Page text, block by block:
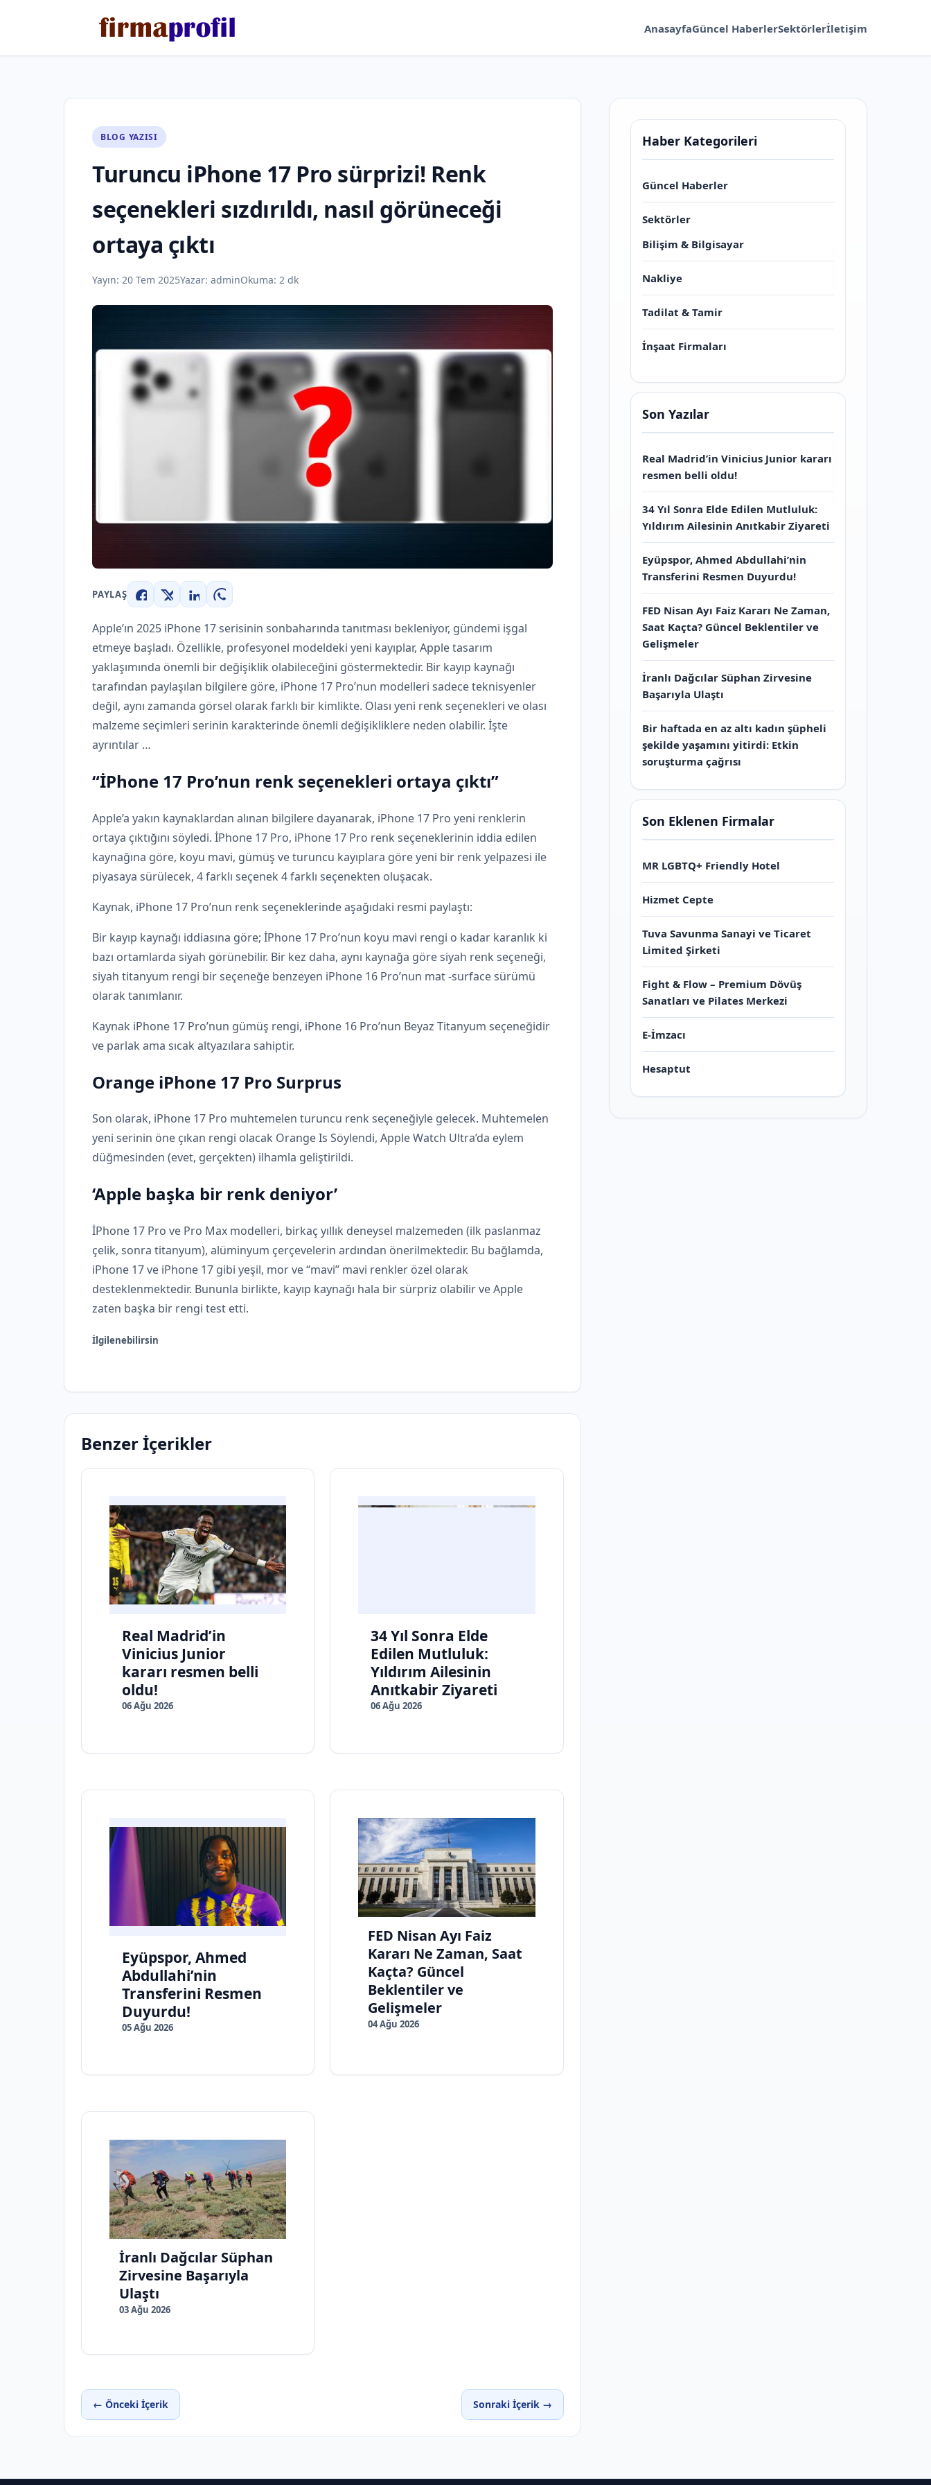
AnasayfaGüncel HaberlerSektörlerİletişim
BLOG YAZISI
Turuncu iPhone 17 Pro sürprizi! Renk
seçenekleri sızdırıldı, nasıl görüneceği
ortaya çıktı
Yayın: 20 Tem 2025Yazar: adminOkuma: 2 dk
PAYLAŞ
Facebook
X LinkedInWhatsApp
Apple’ın 2025 iPhone 17 serisinin sonbaharında tanıtması bekleniyor, gündemi işgal
etmeye başladı. Özellikle, profesyonel modeldeki yeni kayıplar, Apple tasarım
yaklaşımında önemli bir değişiklik olabileceğini göstermektedir. Bir kayıp kaynağı
tarafından paylaşılan bilgilere göre, iPhone 17 Pro’nun modelleri sadece teknisyenler
değil, aynı zamanda görsel olarak farklı bir kimlikte. Olası yeni renk seçenekleri ve olası
malzeme seçimleri serinin karakterinde önemli değişikliklere neden olabilir. İşte
ayrıntılar …
“İPhone 17 Pro’nun renk seçenekleri ortaya çıktı”
Apple’a yakın kaynaklardan alınan bilgilere dayanarak, iPhone 17 Pro yeni renklerin
ortaya çıktığını söyledi. İPhone 17 Pro, iPhone 17 Pro renk seçeneklerinin iddia edilen
kaynağına göre, koyu mavi, gümüş ve turuncu kayıplara göre yeni bir renk yelpazesi ile
piyasaya sürülecek, 4 farklı seçenek 4 farklı seçenekten oluşacak.
Kaynak, iPhone 17 Pro’nun renk seçeneklerinde aşağıdaki resmi paylaştı:
Bir kayıp kaynağı iddiasına göre; İPhone 17 Pro’nun koyu mavi rengi o kadar karanlık ki
bazı ortamlarda siyah görünebilir. Bir kez daha, aynı kaynağa göre siyah renk seçeneği,
siyah titanyum rengi bir seçeneğe benzeyen iPhone 16 Pro’nun mat -surface sürümü
olarak tanımlanır.
Kaynak iPhone 17 Pro’nun gümüş rengi, iPhone 16 Pro’nun Beyaz Titanyum seçeneğidir
ve parlak ama sıcak altyazılara sahiptir.
Orange iPhone 17 Pro Surprus
Son olarak, iPhone 17 Pro muhtemelen turuncu renk seçeneğiyle gelecek. Muhtemelen
yeni serinin öne çıkan rengi olacak Orange Is Söylendi, Apple Watch Ultra’da eylem
düğmesinden (evet, gerçekten) ilhamla geliştirildi.
‘Apple başka bir renk deniyor’
İPhone 17 Pro ve Pro Max modelleri, birkaç yıllık deneysel malzemeden (ilk paslanmaz
çelik, sonra titanyum), alüminyum çerçevelerin ardından önerilmektedir. Bu bağlamda,
iPhone 17 ve iPhone 17 gibi yeşil, mor ve “mavi” mavi renkler özel olarak
desteklenmektedir. Bununla birlikte, kayıp kaynağı hala bir sürpriz olabilir ve Apple
zaten başka bir rengi test etti.
İlgilenebilirsin
Benzer İçerikler
Real Madrid’in
Vinicius Junior
kararı resmen belli
oldu!
06 Ağu 2026
34 Yıl Sonra Elde
Edilen Mutluluk:
Yıldırım Ailesinin
Anıtkabir Ziyareti
06 Ağu 2026
Eyüpspor, Ahmed
Abdullahi’nin
Transferini Resmen
Duyurdu!
05 Ağu 2026
FED Nisan Ayı Faiz
Kararı Ne Zaman, Saat
Kaçta? Güncel
Beklentiler ve
Gelişmeler
04 Ağu 2026
İranlı Dağcılar Süphan
Zirvesine Başarıyla
Ulaştı
03 Ağu 2026
← Önceki İçerik Sonraki İçerik →
Haber Kategorileri
Güncel Haberler
Sektörler
Bilişim & Bilgisayar
Nakliye
Tadilat & Tamir
İnşaat Firmaları
Son Yazılar
Real Madrid’in Vinicius Junior kararı
resmen belli oldu!
34 Yıl Sonra Elde Edilen Mutluluk:
Yıldırım Ailesinin Anıtkabir Ziyareti
Eyüpspor, Ahmed Abdullahi’nin
Transferini Resmen Duyurdu!
FED Nisan Ayı Faiz Kararı Ne Zaman,
Saat Kaçta? Güncel Beklentiler ve
Gelişmeler
İranlı Dağcılar Süphan Zirvesine
Başarıyla Ulaştı
Bir haftada en az altı kadın şüpheli
şekilde yaşamını yitirdi: Etkin
soruşturma çağrısı
Son Eklenen Firmalar
MR LGBTQ+ Friendly Hotel
Hizmet Cepte
Tuva Savunma Sanayi ve Ticaret
Limited Şirketi
Fight & Flow – Premium Dövüş
Sanatları ve Pilates Merkezi
E-İmzacı
Hesaptut